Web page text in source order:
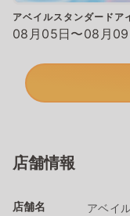
アベイルスタンダードア
08月05日〜08月
店舗情報
店舗名 アベイ